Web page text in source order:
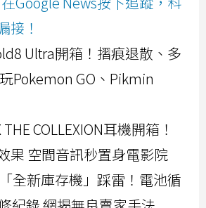
接！
Ultra開箱！摺痕退散、多
Pokemon GO、Pikmin
COLLEXION耳機開箱！
果 空間音訊秒置身電影院
全新庫存機」踩雷！電池循